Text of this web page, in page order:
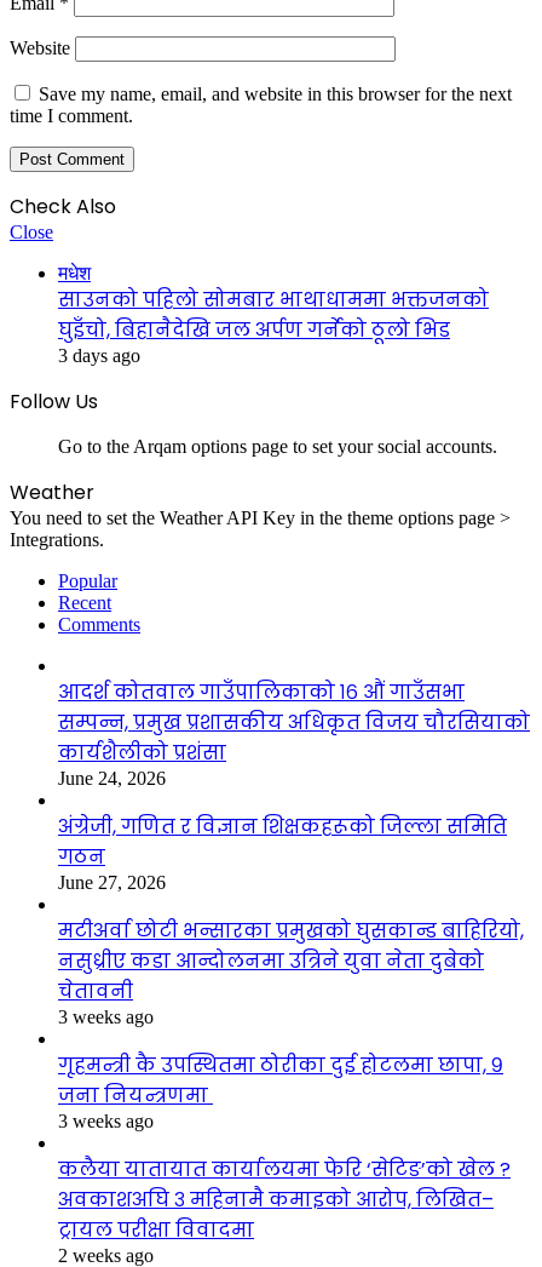
Website
Save my name, email, and website in this browser for the next
time I comment.
Check Also
Close
मधेश
साउनको पहिलो सोमबार भाथाधाममा भक्तजनको
घुइँचो, बिहानैदेखि जल अर्पण गर्नेको ठूलो भिड
3 days ago
Follow Us
Go to the Arqam options page to set your social accounts.
Weather
You need to set the Weather API Key in the theme options page >
Integrations.
Popular
Recent
Comments
आदर्श कोतवाल गाउँपालिकाको १६ औं गाउँसभा
सम्पन्न, प्रमुख प्रशासकीय अधिकृत विजय चौरसियाको
कार्यशैलीको प्रशंसा
June 24, 2026
अंग्रेजी, गणित र विज्ञान शिक्षकहरूको जिल्ला समिति
गठन
June 27, 2026
मटीअर्वा छोटी भन्सारका प्रमुखको घुसकान्ड बाहिरियो,
नसुध्रीए कडा आन्दोलनमा उत्रिने युवा नेता दुबेको
चेतावनी
3 weeks ago
गृहमन्त्री कै उपस्थितमा ठोरीका दुई होटलमा छापा, ९
जना नियन्त्रणमा
3 weeks ago
कलैया यातायात कार्यालयमा फेरि ‘सेटिङ’को खेल ?
अवकाशअघि ३ महिनामै कमाइको आरोप, लिखित–
ट्रायल परीक्षा विवादमा
2 weeks ago